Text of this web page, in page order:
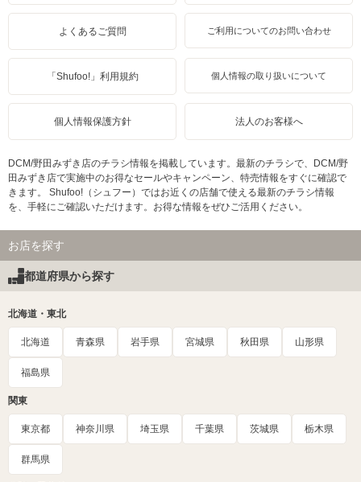
よくあるご質問 ご利用についてのお問い合わせ
「Shufoo!」利用規約 個人情報の取り扱いについて
個人情報保護方針 法人のお客様へ
DCM/野田みずき店のチラシ情報を掲載しています。最新のチラシで、DCM/野
田みずき店で実施中のお得なセールやキャンペーン、特売情報をすぐに確認で
きます。 Shufoo!（シュフー）ではお近くの店舗で使える最新のチラシ情報
を、手軽にご確認いただけます。お得な情報をぜひご活用ください。
お店を探す
都道府県から探す
北海道・東北
北海道 青森県 岩手県 宮城県 秋田県 山形県
福島県
関東
東京都 神奈川県 埼玉県 千葉県 茨城県 栃木県
群馬県